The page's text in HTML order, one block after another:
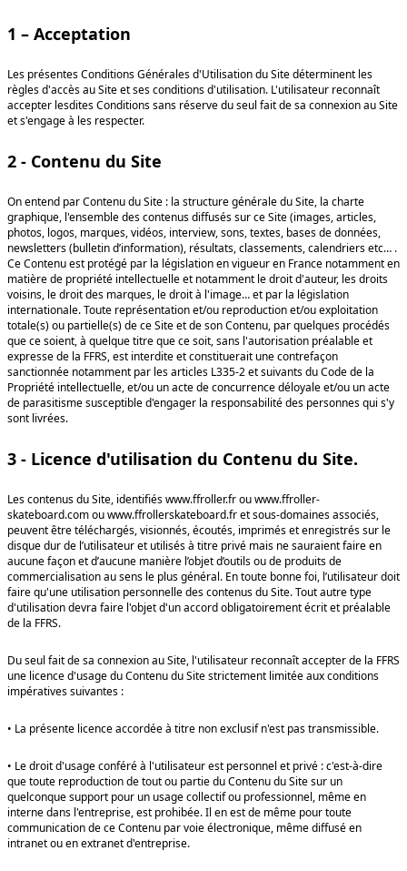
1 – Acceptation
Les présentes Conditions Générales d'Utilisation du Site déterminent les
règles d'accès au Site et ses conditions d'utilisation. L'utilisateur reconnaît
accepter lesdites Conditions sans réserve du seul fait de sa connexion au Site
et s'engage à les respecter.
2 - Contenu du Site
On entend par Contenu du Site : la structure générale du Site, la charte
graphique, l'ensemble des contenus diffusés sur ce Site (images, articles,
photos, logos, marques, vidéos, interview, sons, textes, bases de données,
newsletters (bulletin d’information), résultats, classements, calendriers etc… .
Ce Contenu est protégé par la législation en vigueur en France notamment en
matière de propriété intellectuelle et notamment le droit d'auteur, les droits
voisins, le droit des marques, le droit à l'image… et par la législation
internationale. Toute représentation et/ou reproduction et/ou exploitation
totale(s) ou partielle(s) de ce Site et de son Contenu, par quelques procédés
que ce soient, à quelque titre que ce soit, sans l'autorisation préalable et
expresse de la FFRS, est interdite et constituerait une contrefaçon
sanctionnée notamment par les articles L335-2 et suivants du Code de la
Propriété intellectuelle, et/ou un acte de concurrence déloyale et/ou un acte
de parasitisme susceptible d'engager la responsabilité des personnes qui s'y
sont livrées.
3 - Licence d'utilisation du Contenu du Site.
Les contenus du Site, identifiés www.ffroller.fr ou www.ffroller-
skateboard.com ou www.ffrollerskateboard.fr et sous-domaines associés,
peuvent être téléchargés, visionnés, écoutés, imprimés et enregistrés sur le
disque dur de l’utilisateur et utilisés à titre privé mais ne sauraient faire en
aucune façon et d’aucune manière l’objet d’outils ou de produits de
commercialisation au sens le plus général. En toute bonne foi, l’utilisateur doit
faire qu'une utilisation personnelle des contenus du Site. Tout autre type
d'utilisation devra faire l'objet d'un accord obligatoirement écrit et préalable
de la FFRS.
Du seul fait de sa connexion au Site, l'utilisateur reconnaît accepter de la FFRS
une licence d'usage du Contenu du Site strictement limitée aux conditions
impératives suivantes :
• La présente licence accordée à titre non exclusif n'est pas transmissible.
• Le droit d'usage conféré à l'utilisateur est personnel et privé : c'est-à-dire
que toute reproduction de tout ou partie du Contenu du Site sur un
quelconque support pour un usage collectif ou professionnel, même en
interne dans l'entreprise, est prohibée. Il en est de même pour toute
communication de ce Contenu par voie électronique, même diffusé en
intranet ou en extranet d'entreprise.